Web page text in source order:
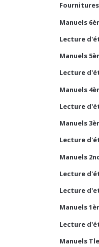
Manuels
Lecture
Manuels
Lecture
Manuels
Lecture
Manuels
Lecture
Manuels
Lecture
Lecture
Manuels
Lecture
Manuels Tle